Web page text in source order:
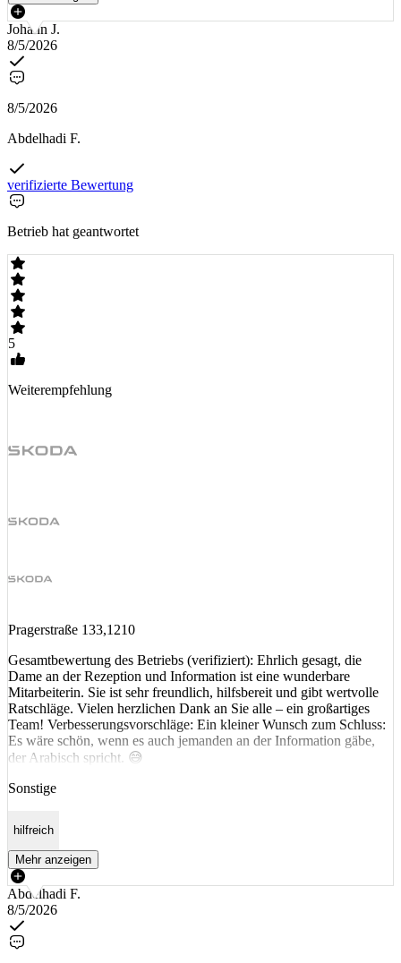
Johann J.
8/5/2026
8/5/2026
Abdelhadi F.
verifizierte Bewertung
Betrieb hat geantwortet
5
Weiterempfehlung
Pragerstraße 133,1210
Gesamtbewertung des Betriebs (verifiziert): Ehrlich gesagt, die
Dame an der Rezeption und Information ist eine wunderbare
Mitarbeiterin. Sie ist sehr freundlich, hilfsbereit und gibt wertvolle
Ratschläge. Vielen herzlichen Dank an Sie alle – ein großartiges
Team! Verbesserungsvorschläge: Ein kleiner Wunsch zum Schluss:
Es wäre schön, wenn es auch jemanden an der Information gäbe,
der Arabisch spricht. 😅
Sonstige
hilfreich
Mehr anzeigen
Abdelhadi F.
8/5/2026